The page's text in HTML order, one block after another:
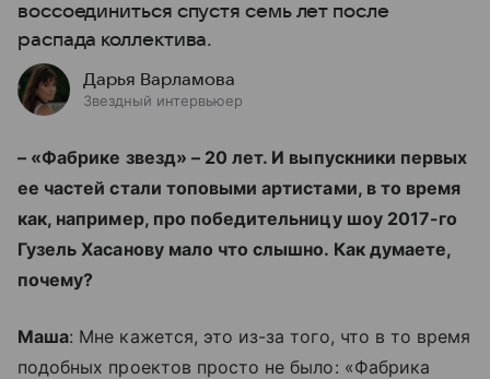
воссоединиться спустя семь лет после
распада коллектива.
Дарья Варламова
Звездный интервьюер
– «Фабрике звезд» – 20 лет. И выпускники первых
ее частей стали топовыми артистами, в то время
как, например, про победительницу шоу 2017-го
Гузель Хасанову мало что слышно. Как думаете,
почему?
Маша: Мне кажется, это из-за того, что в то время
подобных проектов просто не было: «Фабрика